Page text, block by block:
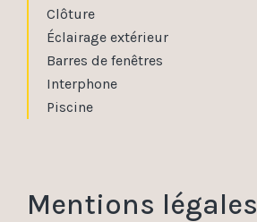
Clôture
Éclairage extérieur
Barres de fenêtres
Interphone
Piscine
Mentions légales